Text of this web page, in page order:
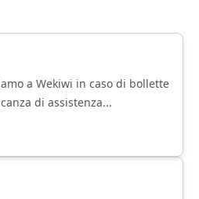
a Wekiwi in caso di bollette
di assistenza...